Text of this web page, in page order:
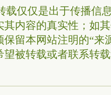
载仅仅是出于传播信
其内容的真实性；如
留本网站注明的“来
望被转载或者联系转